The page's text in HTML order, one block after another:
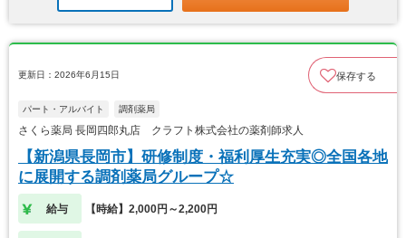
更新日：2026年6月15日 保存する
パート・アルバイト 調剤薬局
さくら薬局 長岡四郎丸店 クラフト株式会社の薬剤師求人
【新潟県長岡市】研修制度・福利厚生充実◎全国各地
に展開する調剤薬局グループ☆
給与 【時給】2,000円～2,200円